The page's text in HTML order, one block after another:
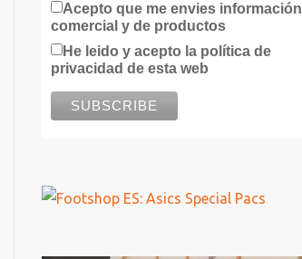
Acepto que me envies información
comercial y de productos
He leido y acepto la política de
privacidad de esta web